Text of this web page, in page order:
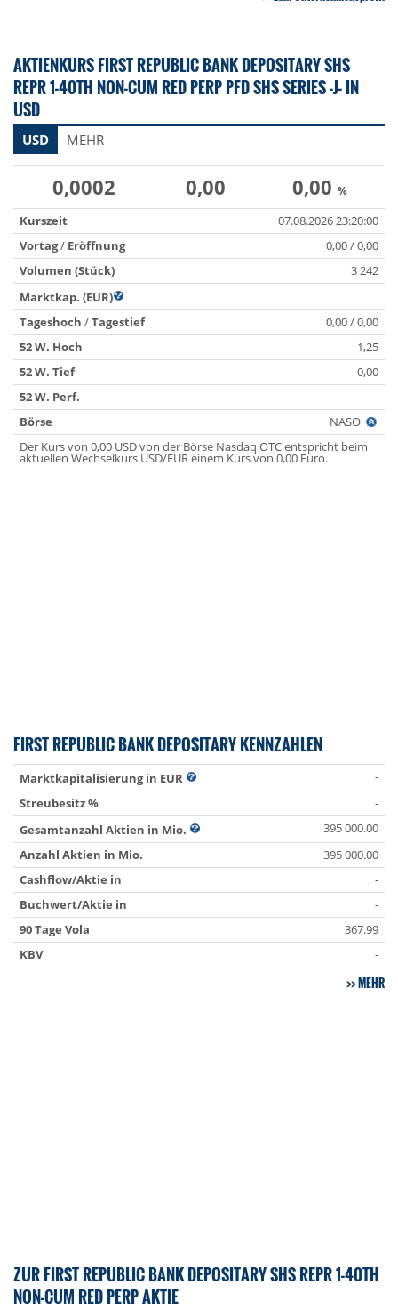
AKTIENKURS FIRST REPUBLIC BANK DEPOSITARY SHS
REPR 1-40TH NON-CUM RED PERP PFD SHS SERIES -J- IN
USD
USD MEHR
0,0002 0,00 0,00 %
Kurszeit
07.08.2026 23:20:00
Vortag/ Eröffnung
0,00 / 0,00
Volumen (Stück)
3 242
Marktkap. (EUR)
Tageshoch /Tagestief
0,00 / 0,00
52 W. Hoch
1,25
52 W. Tief
0,00
52 W. Perf.
Börse
NASO
Der Kurs von 0,00 USD von der Börse Nasdaq OTC entspricht beim
aktuellen Wechselkurs USD/EUR einem Kurs von 0,00 Euro.
FIRST REPUBLIC BANK DEPOSITARY KENNZAHLEN
Marktkapitalisierung in EUR
-
Streubesitz %
-
Gesamtanzahl Aktien in Mio.
395 000.00
Anzahl Aktien in Mio.
395 000.00
Cashflow/Aktie in
-
Buchwert/Aktie in
-
90 Tage Vola
367.99
KBV
-
MEHR
ZUR FIRST REPUBLIC BANK DEPOSITARY SHS REPR 1-40TH
NON-CUM RED PERP AKTIE